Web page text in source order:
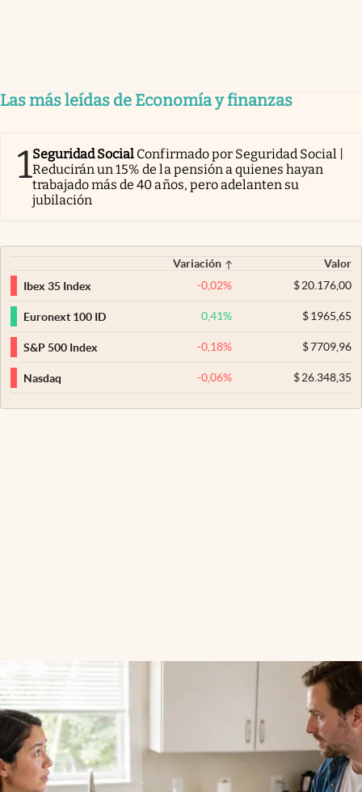
Las más leídas de Economía y finanzas
1Seguridad Social Confirmado por Seguridad Social |
Reducirán un 15% de la pensión a quienes hayan
trabajado más de 40 años, pero adelanten su
jubilación
Variación
Valor
Ibex 35 Index
-0,02% $20.176,00
Euronext 100 ID 0,41% $1965,65
S&P 500 Index -0,18% $7709,96
Nasdaq -0,06% $26.348,35